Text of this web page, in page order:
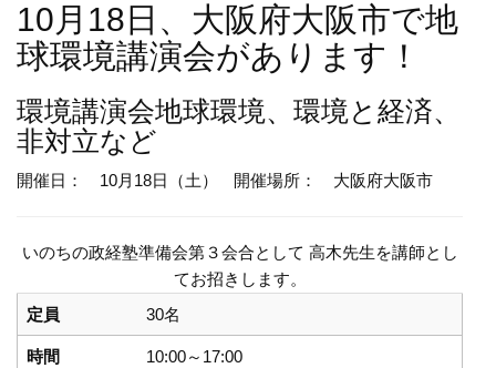
10月18日、大阪府大阪市で地
球環境講演会があります！
環境講演会地球環境、環境と経済、
非対立など
開催日： 10月18日（土） 開催場所： 大阪府大阪市
いのちの政経塾準備会第３会合として 高木先生を講師とし
てお招きします。
定員
30名
時間 10:00～17:00